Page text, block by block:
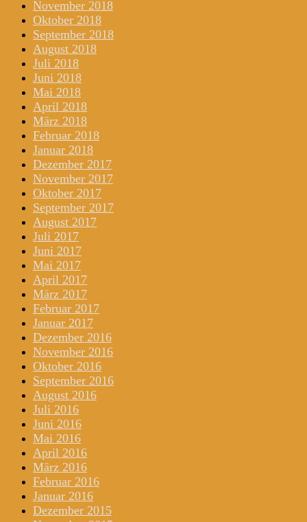
November 2018
Oktober 2018
September 2018
August 2018
Juli 2018
Juni 2018
Mai 2018
April 2018
März 2018
Februar 2018
Januar 2018
Dezember 2017
November 2017
Oktober 2017
September 2017
August 2017
Juli 2017
Juni 2017
Mai 2017
April 2017
März 2017
Februar 2017
Januar 2017
Dezember 2016
November 2016
Oktober 2016
September 2016
August 2016
Juli 2016
Juni 2016
Mai 2016
April 2016
März 2016
Februar 2016
Januar 2016
Dezember 2015